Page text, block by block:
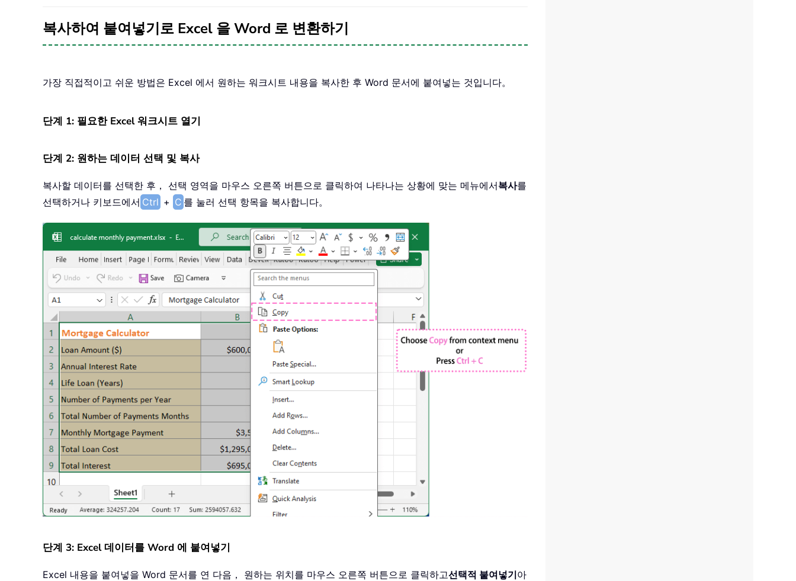
복사하여 붙여넣기로 Excel 을 Word 로 변환하기
가장 직접적이고 쉬운 방법은 Excel 에서 원하는 워크시트 내용을 복사한 후 Word 문서에 붙여넣는 것입니다。
단계 1: 필요한 Excel 워크시트 열기
단계 2: 원하는 데이터 선택 및 복사
복사할 데이터를 선택한 후， 선택 영역을 마우스 오른쪽 버튼으로 클릭하여 나타나는 상황에 맞는 메뉴에서복사를
선택하거나 키보드에서 Ctrl + C 를 눌러 선택 항목을 복사합니다。
단계 3: Excel 데이터를 Word 에 붙여넣기
Excel 내용을 붙여넣을 Word 문서를 연 다음， 원하는 위치를 마우스 오른쪽 버튼으로 클릭하고선택적 붙여넣기아